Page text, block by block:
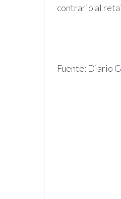
contrario al
Fuente: Diario